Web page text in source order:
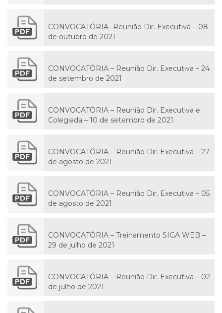
CONVOCATÓRIA- Reunião Dir. Executiva – 08
de outubro de 2021
CONVOCATÓRIA – Reunião Dir. Executiva – 24
de setembro de 2021
CONVOCATÓRIA – Reunião Dir. Executiva e
Colegiada – 10 de setembro de 2021
CONVOCATÓRIA – Reunião Dir. Executiva – 27
de agosto de 2021
CONVOCATÓRIA – Reunião Dir. Executiva – 05
de agosto de 2021
CONVOCATÓRIA – Treinamento SIGA WEB –
29 de julho de 2021
CONVOCATÓRIA – Reunião Dir. Executiva – 02
de julho de 2021